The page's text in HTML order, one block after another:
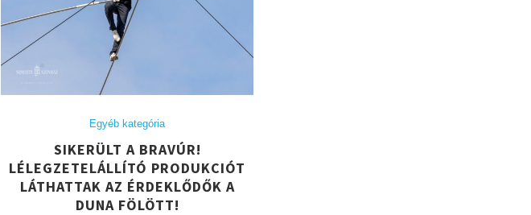
Egyéb kategória
SIKERÜLT A BRAVÚR!
LÉLEGZETELÁLLÍTÓ PRODUKCIÓT
LÁTHATTAK AZ ÉRDEKLŐDŐK A
DUNA FÖLÖTT!